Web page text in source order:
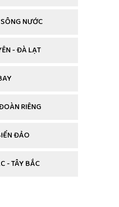
NƯỚC
- ĐÀ LẠT
RIÊNG
ĐẢO
- TÂY BẮC